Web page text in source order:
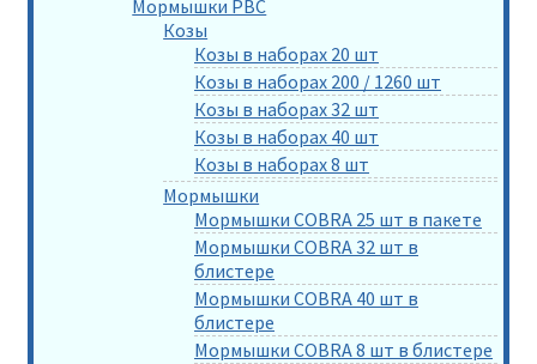
Мормышки РВС
Козы
Козы в наборах 20 шт
Козы в наборах 200 / 1260 шт
Козы в наборах 32 шт
Козы в наборах 40 шт
Козы в наборах 8 шт
Мормышки
Мормышки COBRA 25 шт в пакете
Мормышки COBRA 32 шт в
блистере
Мормышки COBRA 40 шт в
блистере
Мормышки COBRA 8 шт в блистере